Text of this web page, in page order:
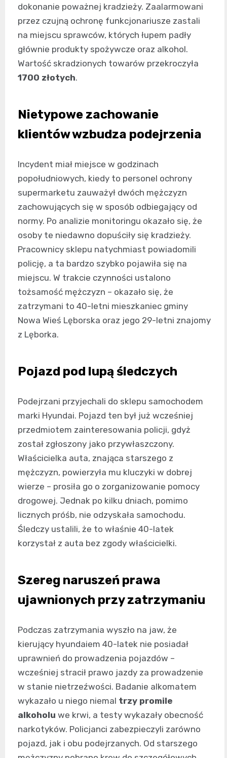
dokonanie poważnej kradzieży. Zaalarmowani
przez czujną ochronę funkcjonariusze zastali
na miejscu sprawców, których łupem padły
głównie produkty spożywcze oraz alkohol.
Wartość skradzionych towarów przekroczyła
1700 złotych.
Nietypowe zachowanie
klientów wzbudza podejrzenia
Incydent miał miejsce w godzinach
popołudniowych, kiedy to personel ochrony
supermarketu zauważył dwóch mężczyzn
zachowujących się w sposób odbiegający od
normy. Po analizie monitoringu okazało się, że
osoby te niedawno dopuściły się kradzieży.
Pracownicy sklepu natychmiast powiadomili
policję, a ta bardzo szybko pojawiła się na
miejscu. W trakcie czynności ustalono
tożsamość mężczyzn – okazało się, że
zatrzymani to 40-letni mieszkaniec gminy
Nowa Wieś Lęborska oraz jego 29-letni znajomy
z Lęborka.
Pojazd pod lupą śledczych
Podejrzani przyjechali do sklepu samochodem
marki Hyundai. Pojazd ten był już wcześniej
przedmiotem zainteresowania policji, gdyż
został zgłoszony jako przywłaszczony.
Właścicielka auta, znająca starszego z
mężczyzn, powierzyła mu kluczyki w dobrej
wierze – prosiła go o zorganizowanie pomocy
drogowej. Jednak po kilku dniach, pomimo
licznych próśb, nie odzyskała samochodu.
Śledczy ustalili, że to właśnie 40-latek
korzystał z auta bez zgody właścicielki.
Szereg naruszeń prawa
ujawnionych przy zatrzymaniu
Podczas zatrzymania wyszło na jaw, że
kierujący hyundaiem 40-latek nie posiadał
uprawnień do prowadzenia pojazdów –
wcześniej stracił prawo jazdy za prowadzenie
w stanie nietrzeźwości. Badanie alkomatem
wykazało u niego niemal trzy promile
alkoholu we krwi, a testy wykazały obecność
narkotyków. Policjanci zabezpieczyli zarówno
pojazd, jak i obu podejrzanych. Od starszego